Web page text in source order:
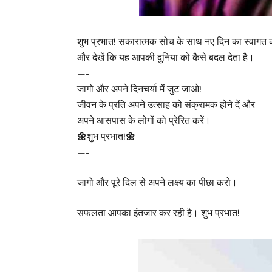
शुभ प्रभात! सकारात्मक सोच के साथ नए दिन का स्वागत
और देखें कि यह आपकी दुनिया को कैसे बदल देता है।
—-
जागो और अपने दिनचर्या में जुट जाओ!
जीवन के प्रति अपने उत्साह को संक्रामक होने दें और
अपने आसपास के लोगों को प्रेरित करें।
🌼शुभ प्रभात!🌼
—-
जागो और पूरे दिल से अपने लक्ष्य का पीछा करो।
सफलता आपका इंतजार कर रही है। शुभ प्रभात!